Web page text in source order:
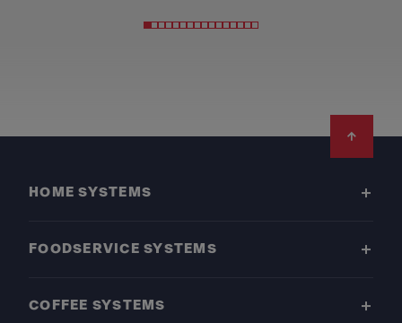
HOME SYSTEMS
FOODSERVICE SYSTEMS
COFFEE SYSTEMS